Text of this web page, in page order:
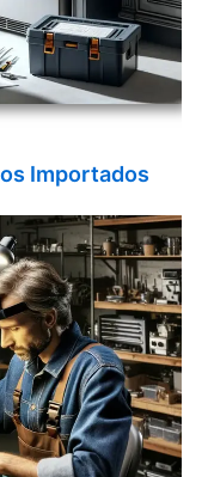
Importados